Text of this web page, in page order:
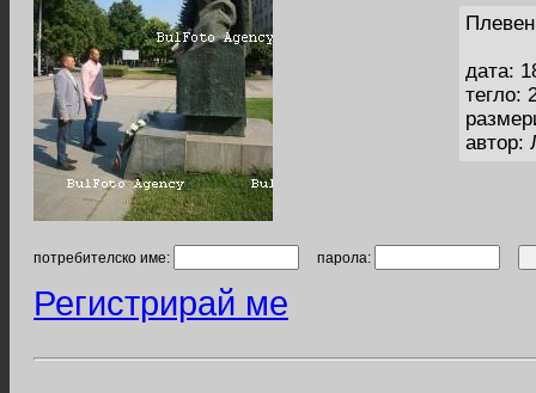
дата:
тегло:
автор:
потребителско име: парола:
Регистрирай ме